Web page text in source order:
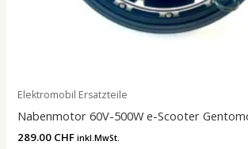
Elektromobil Ersatzteile
Nabenmotor 60V-500W e-Scooter
289.00 CHF inkl.MwSt.